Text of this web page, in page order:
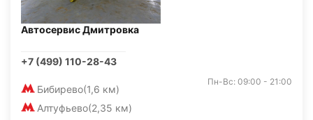
Автосервис Дмитровка
+7 (499) 110-28-43
Бибирево(1,6 км)
Алтуфьево(2,35 км)
Пн-Вс: 09:00 - 21:00